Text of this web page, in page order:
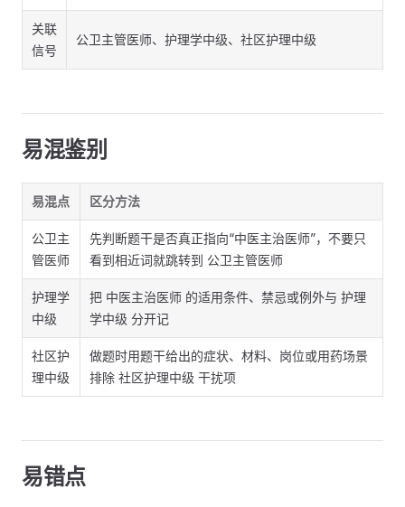
关联
信号
公卫主管医师、护理学中级、社区护理中级
易混鉴别
易混点 区分方法
公卫主
管医师
先判断题干是否真正指向“中医主治医师”，不要只
看到相近词就跳转到 公卫主管医师
护理学
中级
把 中医主治医师 的适用条件、禁忌或例外与 护理
学中级 分开记
社区护
理中级
做题时用题干给出的症状、材料、岗位或用药场景
排除 社区护理中级 干扰项
易错点